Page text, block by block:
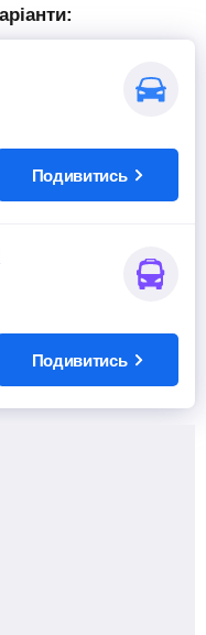
Подивитись
Подивитись